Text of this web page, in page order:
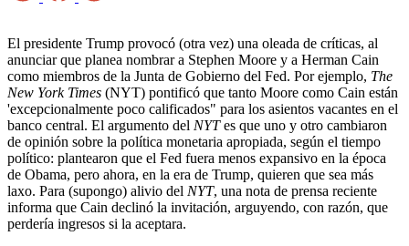
El presidente Trump provocó (otra vez) una oleada de críticas, al
anunciar que planea nombrar a Stephen Moore y a Herman Cain
como miembros de la Junta de Gobierno del Fed. Por ejemplo, The
New York Times (NYT) pontificó que tanto Moore como Cain están
'excepcionalmente poco calificados" para los asientos vacantes en el
banco central. El argumento del NYTes que uno y otro cambiaron
de opinión sobre la política monetaria apropiada, según el tiempo
político: plantearon que el Fed fuera menos expansivo en la época
de Obama, pero ahora, en la era de Trump, quieren que sea más
laxo. Para (supongo) alivio del NYT, una nota de prensa reciente
informa que Cain declinó la invitación, arguyendo, con razón, que
perdería ingresos si la aceptara.